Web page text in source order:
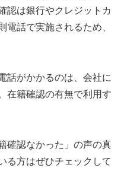
認は銀行やクレジットカ
電話で実施されるため、
話がかかるのは、会社に
在籍確認の有無で利用す
確認なかった」の声の真
る方はぜひチェックして